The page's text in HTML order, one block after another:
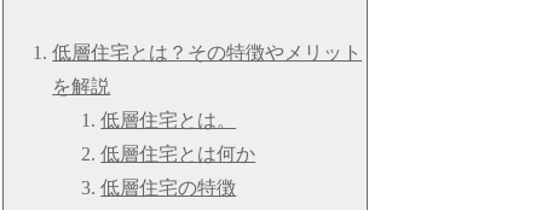
低層住宅とは？その特徴やメリット
を解説
低層住宅とは。
低層住宅とは何か
低層住宅の特徴